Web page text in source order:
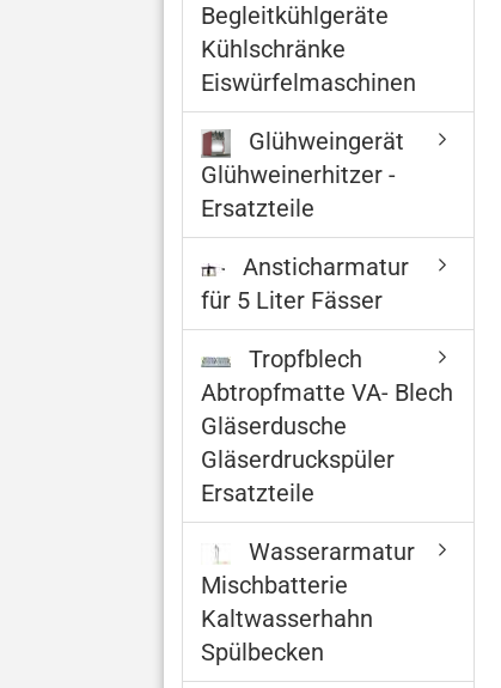
Begleitkühlgeräte
Kühlschränke
Eiswürfelmaschinen
Glühweingerät
Glühweinerhitzer -
Ersatzteile
Ansticharmatur
für 5 Liter Fässer
Tropfblech
Abtropfmatte VA- Blech
Gläserdusche
Gläserdruckspüler
Ersatzteile
Wasserarmatur
Mischbatterie
Kaltwasserhahn
Spülbecken